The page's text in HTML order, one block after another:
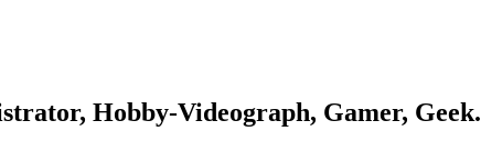
Hobby-Videograph, Gamer, Geek.